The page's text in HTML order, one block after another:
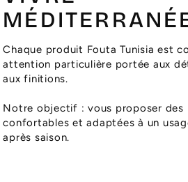
Chaque produit Fouta Tunisia est
attention particulière portée aux
aux finitions.
Notre objectif : vous proposer des
confortables et adaptées à un
après saison.